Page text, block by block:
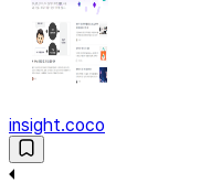
insight.coco